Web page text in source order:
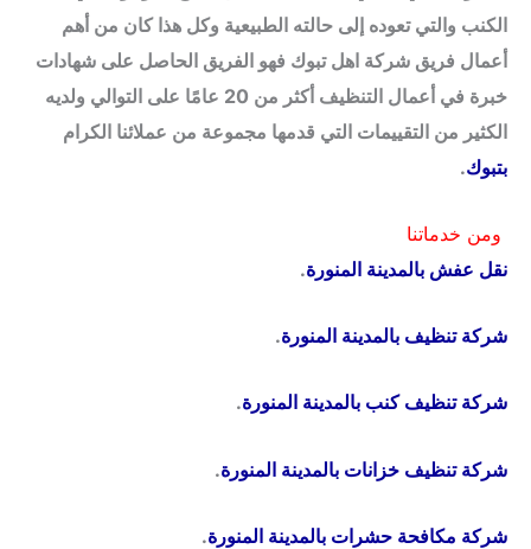
الكنب والتي تعوده إلى حالته الطبيعية وكل هذا كان من أهم
أعمال فريق شركة اهل تبوك فهو الفريق الحاصل على شهادات
خبرة في أعمال التنظيف أكثر من 20 عامًا على التوالي ولديه
الكثير من التقييمات التي قدمها مجموعة من عملائنا الكرام
بتبوك.
ومن خدماتنا
نقل عفش بالمدينة المنورة.
شركة تنظيف بالمدينة المنورة.
شركة تنظيف كنب بالمدينة المنورة.
شركة تنظيف خزانات بالمدينة المنورة.
شركة مكافحة حشرات بالمدينة المنورة.